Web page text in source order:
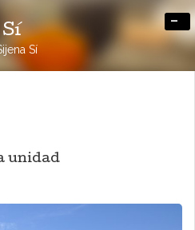
Sí
-
unidad